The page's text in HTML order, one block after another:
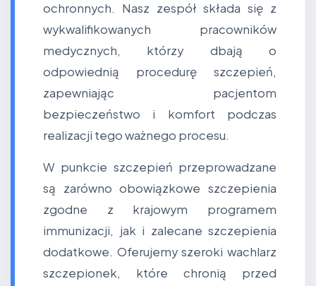
ochronnych. Nasz zespół składa się z
wykwalifikowanych pracowników
medycznych, którzy dbają o
odpowiednią procedurę szczepień,
zapewniając pacjentom
bezpieczeństwo i komfort podczas
realizacji tego ważnego procesu.
W punkcie szczepień przeprowadzane
są zarówno obowiązkowe szczepienia
zgodne z krajowym programem
immunizacji, jak i zalecane szczepienia
dodatkowe. Oferujemy szeroki wachlarz
szczepionek, które chronią przed